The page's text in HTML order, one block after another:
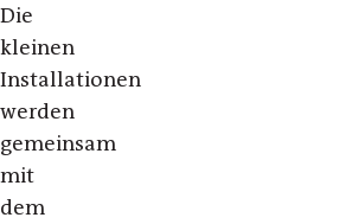
Die
kleinen
Installationen
werden
gemeinsam
mit
dem